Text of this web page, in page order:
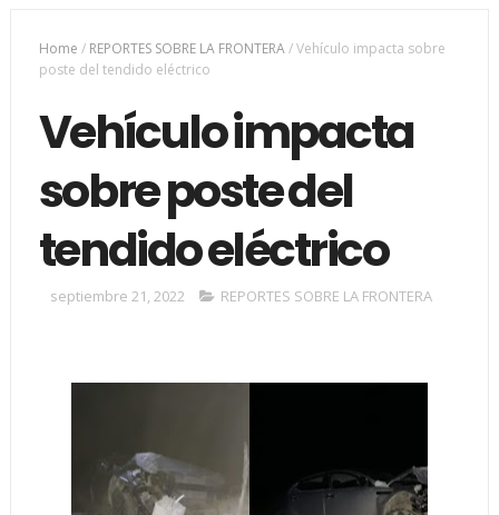
Home / REPORTES SOBRE LA FRONTERA/Vehículo impacta sobre
poste del tendido eléctrico
Vehículo impacta
sobre poste del
tendido eléctrico
septiembre 21, 2022 REPORTES SOBRE LA FRONTERA